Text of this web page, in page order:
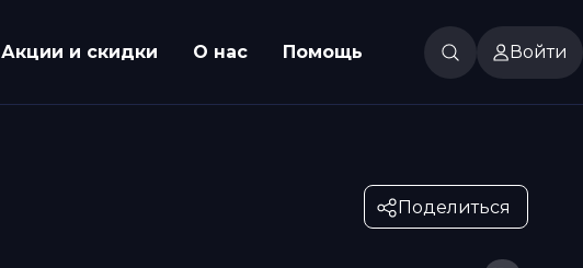
Акции и скидки О нас Помощь Войти
Поделиться